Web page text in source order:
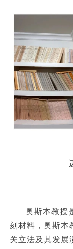
奥斯本教授
刻材料，奥斯本
关立法及其发展